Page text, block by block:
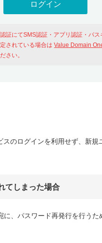
証にてSMS認証・アプリ認証・パス
されている場合はValue Domain
さい。
スのログインを利用せず、新規
てしまった場合
に、パスワード再発行を行う